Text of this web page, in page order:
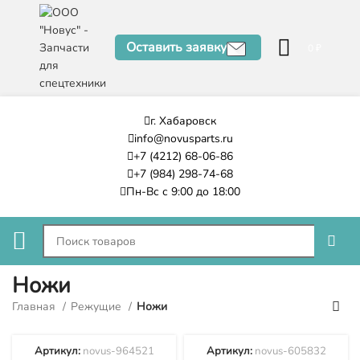
Оставить заявку
г. Хабаровск
info@novusparts.ru
+7 (4212) 68-06-86
+7 (984) 298-74-68
Пн-Вс с 9:00 до 18:00
Ножи
Главная Режущие Ножи
Артикул: novus-964521 Артикул: novus-605832